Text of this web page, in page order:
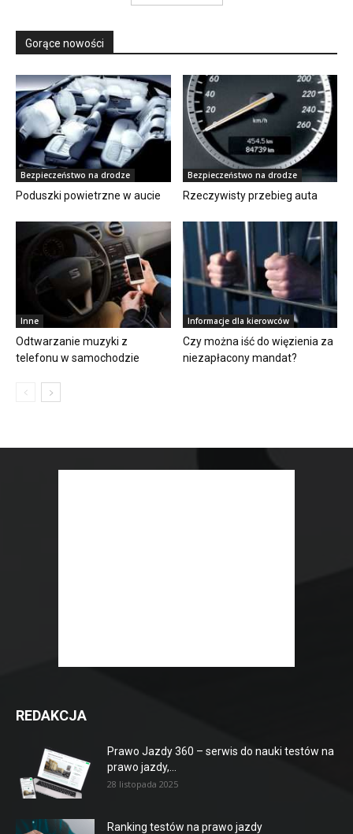
Gorące nowości
Bezpieczeństwo na drodze
Poduszki powietrzne w aucie
Bezpieczeństwo na drodze
Rzeczywisty przebieg auta
Inne
Odtwarzanie muzyki z
telefonu w samochodzie
Informacje dla kierowców
Czy można iść do więzienia za
niezapłacony mandat?
REDAKCJA
Prawo Jazdy 360 – serwis do nauki testów na
prawo jazdy,...
28 listopada 2025
Ranking testów na prawo jazdy